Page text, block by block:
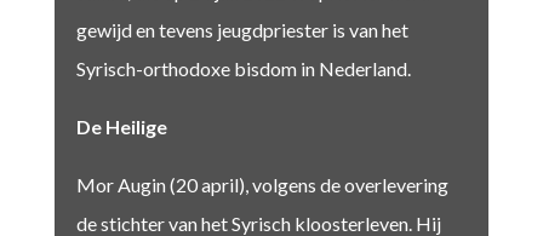
gewijd en tevens jeugdpriester is van het
Syrisch-orthodoxe bisdom in Nederland.
De Heilige
Mor Augin (20 april), volgens de overlevering
de stichter van het Syrisch kloosterleven. Hij